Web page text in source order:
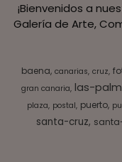
¡Bienvenidos a
Galería de Arte,
baena canarias cruz
gran canaria las-
plaza postal puerto
santa-cruz